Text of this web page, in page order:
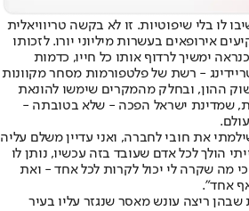
לו בלי שיפוטיות. זו לא בקשה טריוויאלית
אירופאים בעשרות מיליוני יורו. לזכותו
ימשיך לרדוף אותו כל חייו, כדמות
- רשת של פלטפורמות מסחר מקוונות
ההון, ובחלק מהמקרים שימשו להונאת
שמדינת ישראל הפכה - שלא בטובתה -
.
את חובי לחברה, ואני עדיין משלם עליה
הולך לכל אדם שעובד בזה עכשיו, נותן לו
מה שקרה לי יכול לקרות לכל אחד - ואת
אחד".
ריצה עונש מאסר שנגזר עליו בעיר